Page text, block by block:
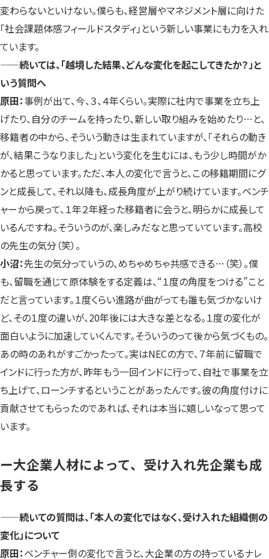
変わらないといけない。僕らも、経営層やマネジメント層に向けた
「社会課題体感フィールドスタディ」という新しい事業にも力を入れ
ています。
——続いては、「越境した結果、どんな変化を起こしてきたか？」と
いう質問へ
原田：事例が出て、今、３、４年くらい。実際に社内で事業を立ち上
げたり、自分のチームを持ったり、新しい取り組みを始めたり…と、
移籍者の中から、そういう動きは生まれていますが、「それらの動き
が、結果こうなりました」という変化を生むには、もう少し時間がか
かると思っています。ただ、本人の変化で言うと、この移籍期間にグ
ンと成長して、それ以降も、成長角度が上がり続けています。ベンチ
ャーから戻って、１年２年経った移籍者に会うと、明らかに成長して
いるんですね。そういうのが、楽しみだなと思っていています。高校
の先生の気分（笑）。
小沼：先生の気分っていうの、めちゃめちゃ共感できる…（笑）。僕
も、留職を通じて原体験をする定義は、“１度の角度をつける”こと
だと言っています。１度くらい進路が曲がっても誰も気づかないけ
ど、その１度の違いが、20年後には大きな差となる。１度の変化が
面白いように加速していくんです。そういうのって後から気づくもの。
あの時のあれがすごかったって。実はNECの方で、７年前に留職で
インドに行った方が、昨年もう一回インドに行って、自社で事業を立
ち上げて、ローンチするということがあったんです。彼の角度付けに
貢献させてもらったのであれば、それは本当に嬉しいなって思って
います。
ー大企業人材によって、受け入れ先企業も成
長する
——続いての質問は、「本人の変化ではなく、受け入れた組織側の
変化」について
原田：ベンチャー側の変化で言うと、大企業の方の持っているナレ